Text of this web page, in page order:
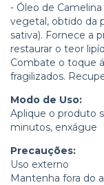
- Óleo de
vegetal, obtido da
sativa). Fornece a
restaurar o teor
Combate o toque
fragilizados.
Modo de Uso:
Aplique o produto
minutos, enxágue
Precauções:
Uso externo
Mantenha fora do